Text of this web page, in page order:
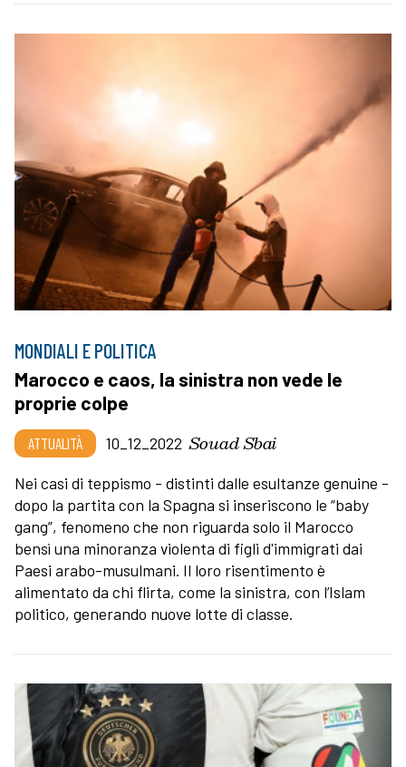
MONDIALI E POLITICA
Marocco e caos, la sinistra non vede le
proprie colpe
ATTUALITÀ 10_12_2022 Souad Sbai
Nei casi di teppismo - distinti dalle esultanze genuine -
dopo la partita con la Spagna si inseriscono le “baby
gang”, fenomeno che non riguarda solo il Marocco
bensì una minoranza violenta di figli d'immigrati dai
Paesi arabo-musulmani. Il loro risentimento è
alimentato da chi flirta, come la sinistra, con l’Islam
politico, generando nuove lotte di classe.